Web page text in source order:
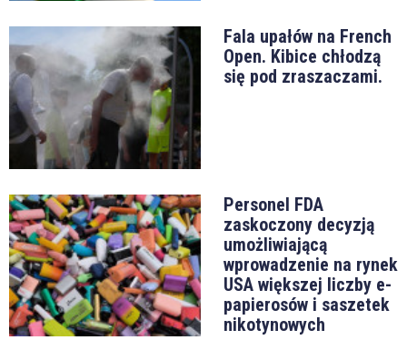
Fala upałów na French
Open. Kibice chłodzą
się pod zraszaczami.
Personel FDA
zaskoczony decyzją
umożliwiającą
wprowadzenie na rynek
USA większej liczby e-
papierosów i saszetek
nikotynowych